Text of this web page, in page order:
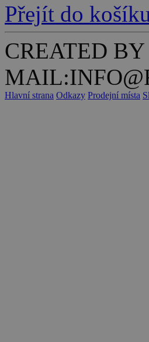
Přejít do košíku
CREATED BY
Hlavní strana Odkazy Prodejní místa